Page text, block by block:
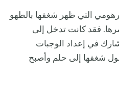
التي ظهر شغفها بالطهو
فقد كانت تدخل إلى
في إعداد الوجبات
شغفها إلى حلم وأصبح